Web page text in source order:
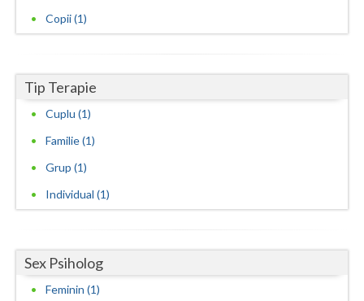
Suceava
Timis
Tulcea
Valcea
Vaslui
Copii (1)
Tip Terapie
Cuplu (1)
Familie (1)
Grup (1)
Individual (1)
Sex Psiholog
Feminin (1)